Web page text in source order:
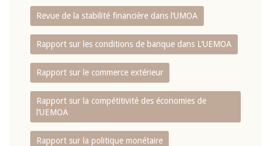
Revue de la stabilité financière dans l‘UMOA
Rapport sur les conditions de banque dans L‘UEMOA
Rapport sur le commerce extérieur
Rapport sur la compétitivité des économies de
l‘UEMOA
Rapport sur la politique monétaire